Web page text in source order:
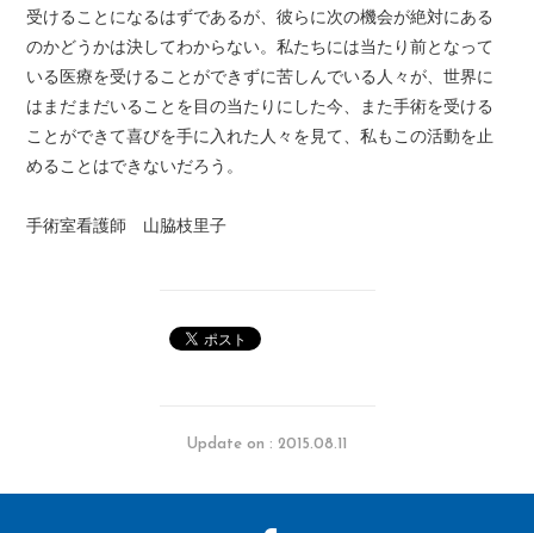
受けることになるはずであるが、彼らに次の機会が絶対にある
のかどうかは決してわからない。私たちには当たり前となって
いる医療を受けることができずに苦しんでいる人々が、世界に
はまだまだいることを目の当たりにした今、また手術を受ける
ことができて喜びを手に入れた人々を見て、私もこの活動を止
めることはできないだろう。
手術室看護師 山脇枝里子
Update on : 2015.08.11